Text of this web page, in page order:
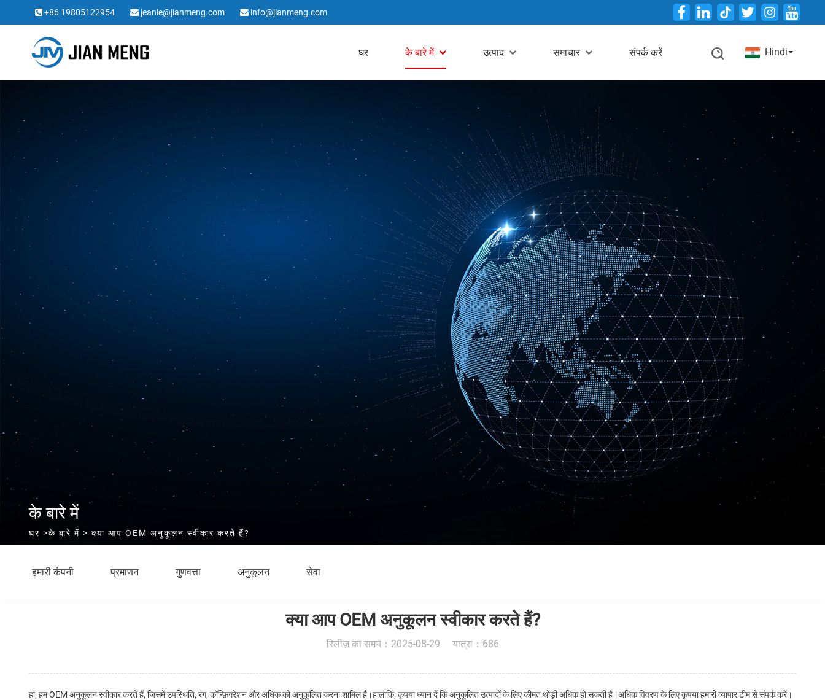
+86 19805122954 jeanie@jianmeng.com info@jianmeng.com Twitter
घर के बारे में उत्पाद समाचार संपर्क करें Hindi
के बारे में
घर >के बारे में > क्या आप OEM अनुकूलन स्वीकार करते हैं?
हमारी कंपनी प्रमाणन गुणवत्ता अनुकूलन सेवा
क्या आप OEM अनुकूलन स्वीकार करते हैं?
रिलीज़ का समय：2025-08-29 यात्रा：686
हां, हम OEM अनुकूलन स्वीकार करते हैं, जिसमें उपस्थिति, रंग, कॉन्फ़िगरेशन और अधिक को अनुकूलित करना शामिल है।हालांकि, कृपया ध्यान दें कि अनुकूलित उत्पादों के लिए कीमत थोड़ी अधिक हो सकती है।अधिक विवरण के लिए कृपया हमारी व्यापार टीम से संपर्क करें।